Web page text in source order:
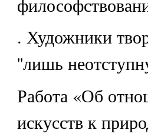
. Художники
''лишь
Работа «Об
искусств к